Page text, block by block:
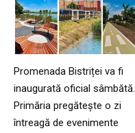
Promenada Bistriței va fi
inaugurată oficial sâmbătă.
Primăria pregătește o zi
întreagă de evenimente